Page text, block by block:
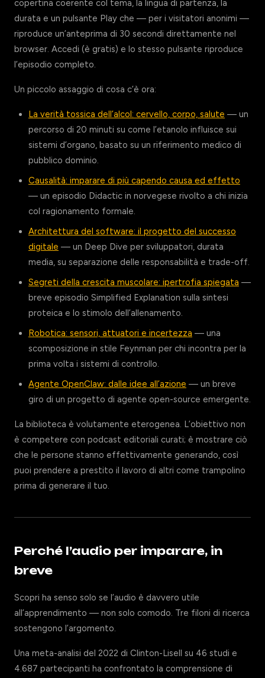
copertina coerente col tema, la lingua di partenza, la
durata e un pulsante Play che — per i visitatori anonimi —
riproduce un’anteprima di 30 secondi direttamente nel
browser. Accedi (è gratis) e lo stesso pulsante riproduce
l’episodio completo.
Un piccolo assaggio di cosa c’è ora:
La verità tossica dell’alcol: cervello, corpo, salute — un
percorso di 20 minuti su come l’etanolo influisce sui
sistemi d’organo, basato su un riferimento medico di
pubblico dominio.
Causalità: imparare di più capendo causa ed effetto
— un episodio Didactic in norvegese rivolto a chi inizia
col ragionamento formale.
Architettura del software: il progetto del successo
digitale — un Deep Dive per sviluppatori, durata
media, su separazione delle responsabilità e trade-off.
Segreti della crescita muscolare: ipertrofia spiegata —
breve episodio Simplified Explanation sulla sintesi
proteica e lo stimolo dell’allenamento.
Robotica: sensori, attuatori e incertezza — una
scomposizione in stile Feynman per chi incontra per la
prima volta i sistemi di controllo.
Agente OpenClaw: dalle idee all’azione — un breve
giro di un progetto di agente open-source emergente.
La biblioteca è volutamente eterogenea. L’obiettivo non
è competere con podcast editoriali curati; è mostrare ciò
che le persone stanno effettivamente generando, così
puoi prendere a prestito il lavoro di altri come trampolino
prima di generare il tuo.
Perché l’audio per imparare, in
breve
Scopri ha senso solo se l’audio è davvero utile
all’apprendimento — non solo comodo. Tre filoni di ricerca
sostengono l’argomento.
Una meta-analisi del 2022 di Clinton-Lisell su 46 studi e
4.687 partecipanti ha confrontato la comprensione di